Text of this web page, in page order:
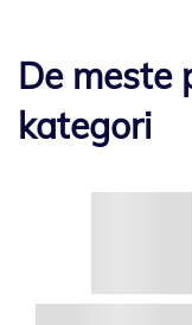
De meste
kategori